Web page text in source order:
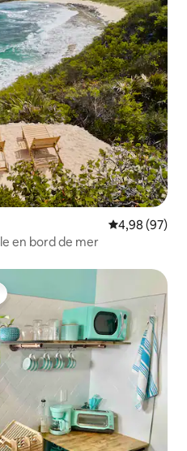
Évaluation
4,98 (97)
en bord de mer
plus appréciés